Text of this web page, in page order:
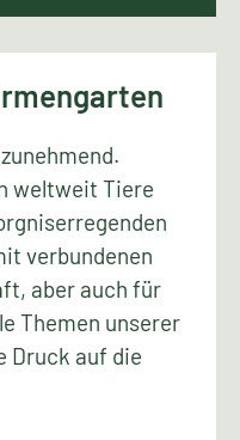
weltweit Tiere
verbundenen
aber auch für
Themen unserer
Druck auf die